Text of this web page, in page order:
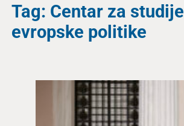
Tag: Centar za studije
evropske politike